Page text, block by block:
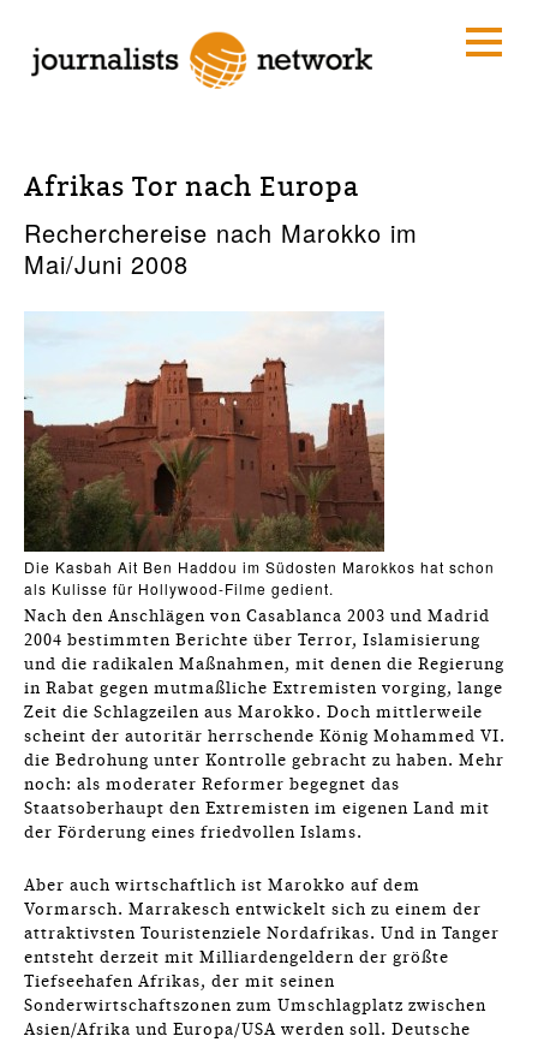
Afrikas Tor nach Europa
Recherchereise nach Marokko im
Mai/Juni 2008
Die Kasbah Ait Ben Haddou im Südosten Marokkos hat schon
als Kulisse für Hollywood-Filme gedient.
Nach den Anschlägen von Casablanca 2003 und Madrid
2004 bestimmten Berichte über Terror, Islamisierung
und die radikalen Maßnahmen, mit denen die Regierung
in Rabat gegen mutmaßliche Extremisten vorging, lange
Zeit die Schlagzeilen aus Marokko. Doch mittlerweile
scheint der autoritär herrschende König Mohammed VI.
die Bedrohung unter Kontrolle gebracht zu haben. Mehr
noch: als moderater Reformer begegnet das
Staatsoberhaupt den Extremisten im eigenen Land mit
der Förderung eines friedvollen Islams.
Aber auch wirtschaftlich ist Marokko auf dem
Vormarsch. Marrakesch entwickelt sich zu einem der
attraktivsten Touristenziele Nordafrikas. Und in Tanger
entsteht derzeit mit Milliardengeldern der größte
Tiefseehafen Afrikas, der mit seinen
Sonderwirtschaftszonen zum Umschlagplatz zwischen
Asien/Afrika und Europa/USA werden soll. Deutsche